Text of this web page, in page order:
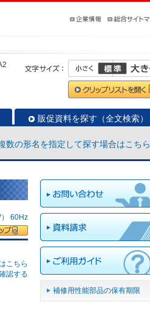
販促資料を探す（全文検索）
数の形名を指定して探す場合はこちら
60Hz
こちら
認する
補修用性能部品の保有期限